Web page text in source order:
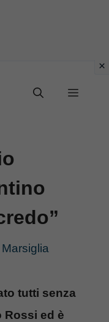
Menu
tutti senza
Rossi ed è